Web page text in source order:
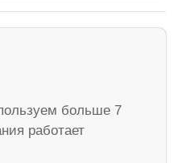
больше 7
работает